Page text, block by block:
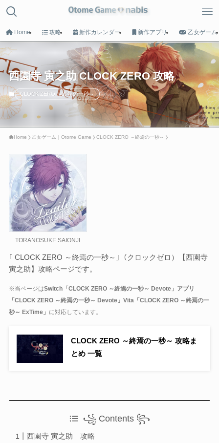
MENU
HOME
トップへ戻る
攻略タイトル一覧
検索
Home 攻略 新作カレンダー 新作アプリ 乙女ゲーム
西園寺 寅之助 CLOCK ZERO 攻略
CLOCK ZERO ～終焉の一秒～
Home 乙女ゲーム｜Otome Game CLOCK ZERO ～終焉の一秒～
TORANOSUKE SAIONJI
｢ CLOCK ZERO ～終焉の一秒～｣（クロックゼロ）【西園寺
寅之助】攻略ページです。
※当ページはSwitch「CLOCK ZERO ～終焉の一秒～ Devote」アプリ
「CLOCK ZERO ～終焉の一秒～ Devote」Vita「CLOCK ZERO ～終焉の一
秒～ ExTime」 に対応しています。
CLOCK ZERO ～終焉の一秒～ 攻略ま
とめ 一覧
꧁ Contents ꧂
西園寺 寅之助 攻略